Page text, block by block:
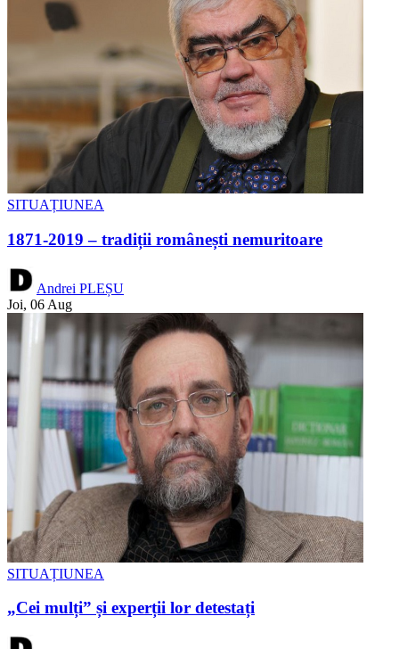
SITUAȚIUNEA
1871-2019 – tradiții românești nemuritoare
Andrei PLEȘU
Joi, 06 Aug
SITUAȚIUNEA
„Cei mulți” și experții lor detestați